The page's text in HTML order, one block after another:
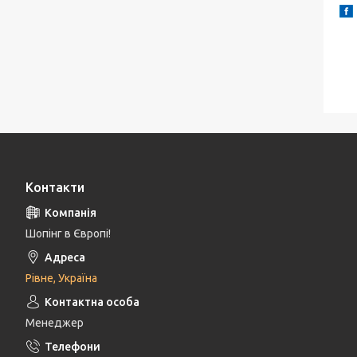
Контакти
Шопінг в Європі!
Рівне, Україна
Менеджер